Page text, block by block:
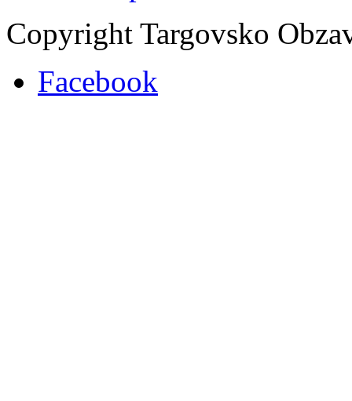
Copyright Targovsko
Facebook